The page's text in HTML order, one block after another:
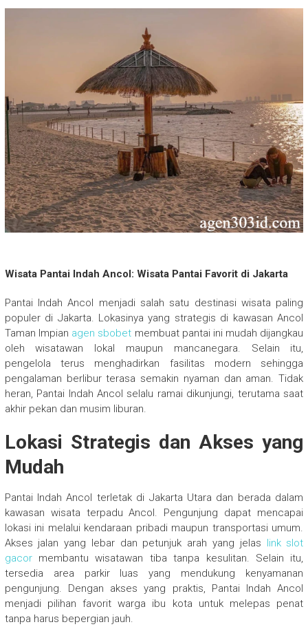
Wisata Pantai Indah Ancol: Wisata Pantai Favorit di Jakarta
Pantai Indah Ancol menjadi salah satu destinasi wisata paling
populer di Jakarta. Lokasinya yang strategis di kawasan Ancol
Taman Impian agen sbobet membuat pantai ini mudah dijangkau
oleh wisatawan lokal maupun mancanegara. Selain itu,
pengelola terus menghadirkan fasilitas modern sehingga
pengalaman berlibur terasa semakin nyaman dan aman. Tidak
heran, Pantai Indah Ancol selalu ramai dikunjungi, terutama saat
akhir pekan dan musim liburan.
Lokasi Strategis dan Akses yang
Mudah
Pantai Indah Ancol terletak di Jakarta Utara dan berada dalam
kawasan wisata terpadu Ancol. Pengunjung dapat mencapai
lokasi ini melalui kendaraan pribadi maupun transportasi umum.
Akses jalan yang lebar dan petunjuk arah yang jelas
link slot
gacormembantu wisatawan tiba tanpa kesulitan. Selain itu,
tersedia area parkir luas yang mendukung kenyamanan
pengunjung. Dengan akses yang praktis, Pantai Indah Ancol
menjadi pilihan favorit warga ibu kota untuk melepas penat
tanpa harus bepergian jauh.